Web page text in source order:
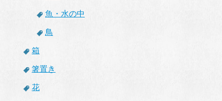
魚・水の中
鳥
箱
箸置き
花